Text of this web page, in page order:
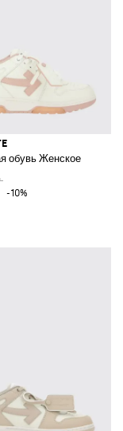
обувь Женское
-10%